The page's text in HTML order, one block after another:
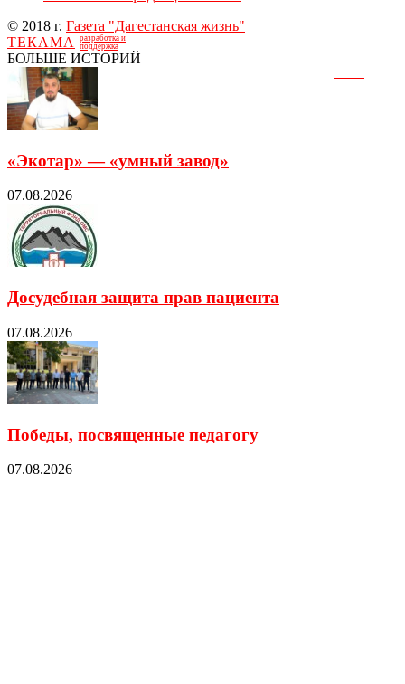
© 2018 г. Газета "Дагестанская жизнь"
ТЕКАМА
разработка и
поддержка
БОЛЬШЕ ИСТОРИЙ
«Экотар» — «умный завод»
07.08.2026
Досудебная защита прав пациента
07.08.2026
Победы, посвященные педагогу
07.08.2026